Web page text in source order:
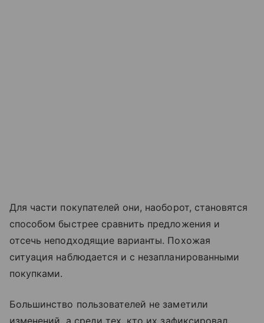
Для части покупателей они, наоборот, становятся
способом быстрее сравнить предложения и
отсечь неподходящие варианты. Похожая
ситуация наблюдается и с незапланированными
покупками.
Большинство пользователей не заметили